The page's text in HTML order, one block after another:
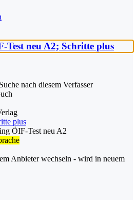
neu A2; Schritte plus
Suche nach diesem Verfasser
plus
ÖIF-Test neu A2
Anbieter wechseln - wird in neuem